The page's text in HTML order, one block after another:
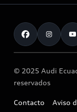
Tecnología
Audi Motorsport
Noticias
Llamado a
Atención al cliente
© 2025 Audi
reservados
Contacto Aviso